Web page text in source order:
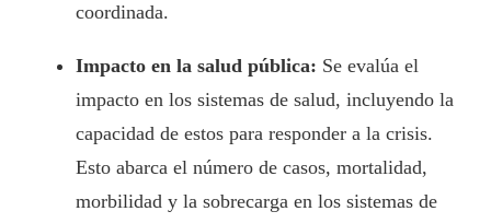
coordinada.
Impacto en la salud pública: Se evalúa el
impacto en los sistemas de salud, incluyendo la
capacidad de estos para responder a la crisis.
Esto abarca el número de casos, mortalidad,
morbilidad y la sobrecarga en los sistemas de